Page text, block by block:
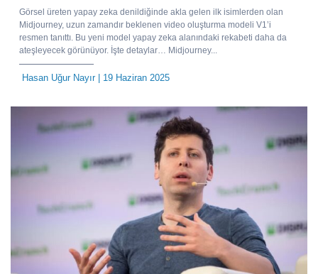
Görsel üreten yapay zeka denildiğinde akla gelen ilk isimlerden olan
Midjourney, uzun zamandır beklenen video oluşturma modeli V1’i
resmen tanıttı. Bu yeni model yapay zeka alanındaki rekabeti daha da
ateşleyecek görünüyor. İşte detaylar… Midjourney...
Hasan Uğur Nayır| 19 Haziran 2025